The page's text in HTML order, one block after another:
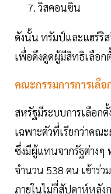
วิสคอนซิน
ดังนั้น ทรัมป์และแฮร์ริ
เพื่อดึงดูดผู้มีสิทธิเลือก
คณะกรรมการการเลือ
สหรัฐมีระบบการเลือ
เฉพาะตัวที่เรียกว่าคณ
ซึ่งมีผู้แทนจากรัฐต่างๆ
จำนวน 538 คน เข้าร่
ภายในไม่กี่สัปดาห์หลัง